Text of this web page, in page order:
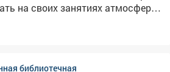
на своих занятиях атмосферу
ребёнок может проявить
и почувствовать себя
библиотечная